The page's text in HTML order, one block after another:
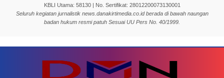
KBLI Utama: 58130 | No. Sertifikat: 28012200073130001
Seluruh kegiatan jurnalistik news.danakirtimedia.co.id berada di bawah naungan
badan hukum resmi patuh Sesuai UU Pers No. 40/1999.